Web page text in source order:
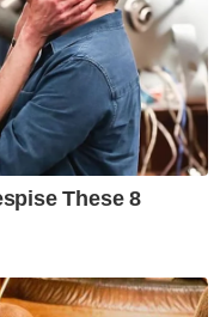
These 8